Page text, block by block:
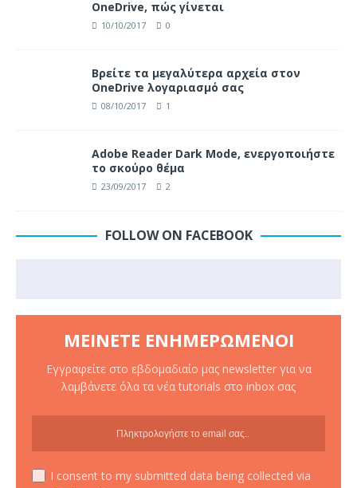
OneDrive, πώς γίνεται
10/10/2017 0
Βρείτε τα μεγαλύτερα αρχεία στον
OneDrive λογαριασμό σας
08/10/2017 1
Adobe Reader Dark Mode, ενεργοποιήστε
το σκούρο θέμα
23/09/2017 2
FOLLOW ON FACEBOOK
ΜΕΊΝΕΤΕ ΕΝΗΜΕΡΩΜΈΝΟΙ
Εγγραφείτε στο εβδομαδιαίο μας newsletter για να
λαμβάνετε όλα τα νέα tutorials στο inbox σας
I consent to my submitted data being collected via